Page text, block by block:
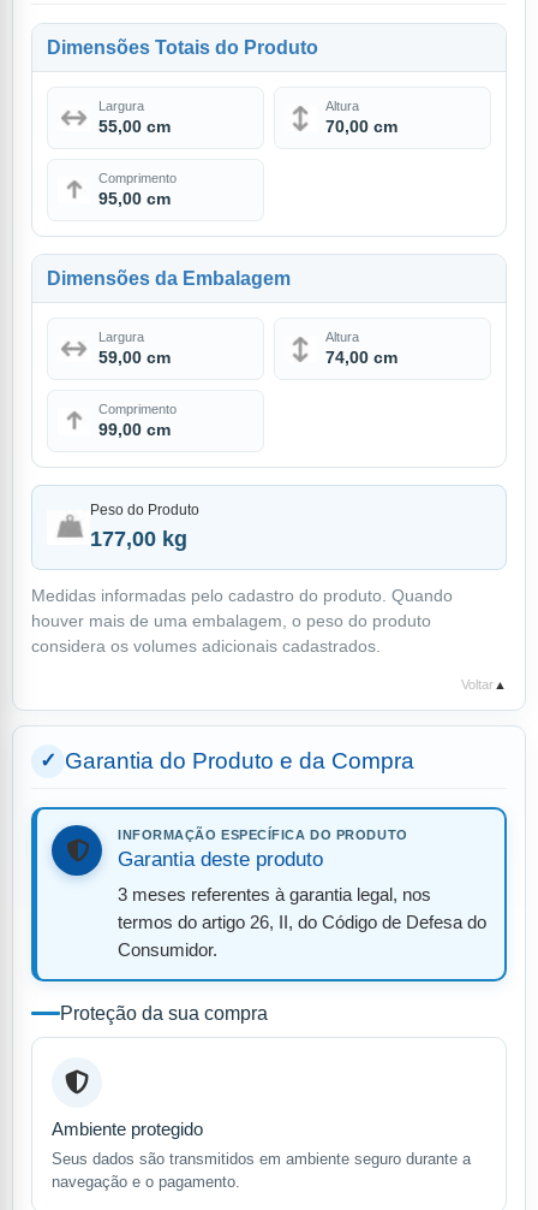
Dimensões Totais do Produto
Largura
55,00 cm
Altura
70,00 cm
Comprimento
95,00 cm
Dimensões da Embalagem
Largura
59,00 cm
Altura
74,00 cm
Comprimento
99,00 cm
Peso do Produto
177,00 kg
Medidas informadas pelo cadastro do produto. Quando
houver mais de uma embalagem, o peso do produto
considera os volumes adicionais cadastrados.
Voltar ▲
Garantia do Produto e da Compra
INFORMAÇÃO ESPECÍFICA DO PRODUTO
Garantia deste produto
3 meses referentes à garantia legal, nos
termos do artigo 26, II, do Código de Defesa do
Consumidor.
Proteção da sua compra
Ambiente protegido
Seus dados são transmitidos em ambiente seguro durante a
navegação e o pagamento.